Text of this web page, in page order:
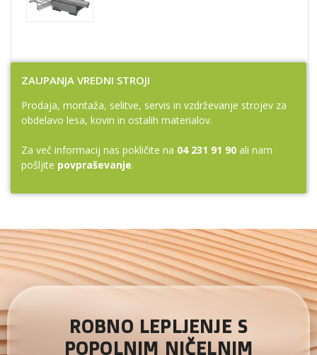
ZAUPANJA VREDNI STROJI
Prodaja, montaža, selitve, servis in vzdrževanje strojev za
obdelavo lesa, kovin in ostalih materialov.
Za več informacij nas pokličite na 04 231 91 90 ali nam
pošljite povpraševanje.
ROBNO LEPLJENJE S
POPOLNIM NIČELNIM